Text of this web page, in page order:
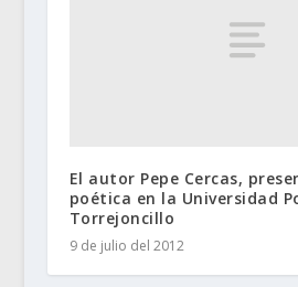
El autor Pepe Cercas,
poética en la Universidad
Torrejoncillo
9 de julio del 2012